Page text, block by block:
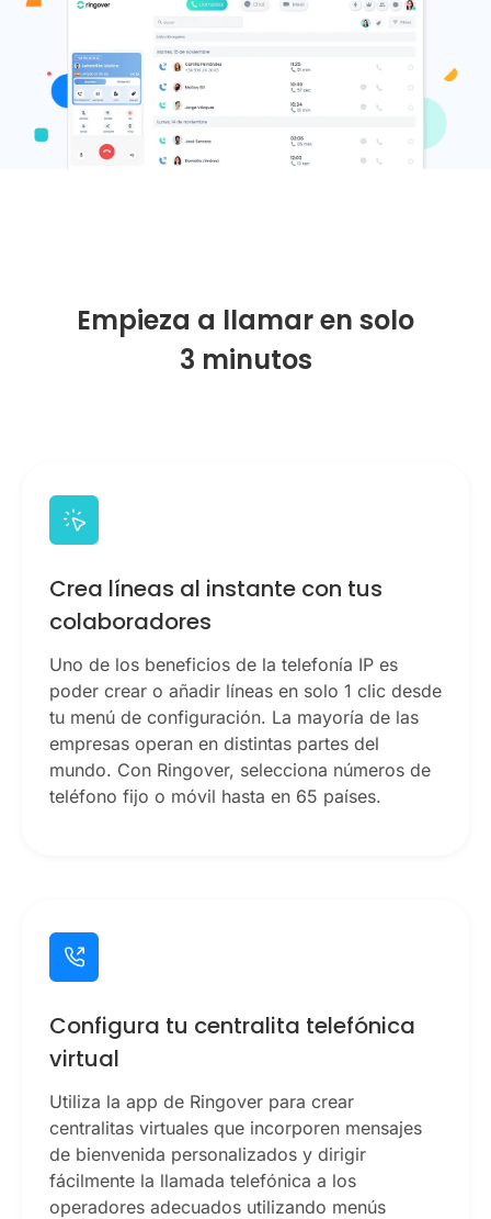
Empieza a llamar en solo
3 minutos
Crea líneas al instante con tus
colaboradores
Uno de los beneficios de la telefonía IP es
poder crear o añadir líneas en solo 1 clic desde
tu menú de configuración. La mayoría de las
empresas operan en distintas partes del
mundo. Con Ringover, selecciona números de
teléfono fijo o móvil hasta en 65 países.
Configura tu centralita telefónica
virtual
Utiliza la app de Ringover para crear
centralitas virtuales que incorporen mensajes
de bienvenida personalizados y dirigir
fácilmente la llamada telefónica a los
operadores adecuados utilizando menús